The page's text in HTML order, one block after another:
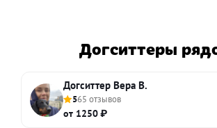
Догситтеры
Догситтер Вера В.
565 отзывов
от 1250 ₽